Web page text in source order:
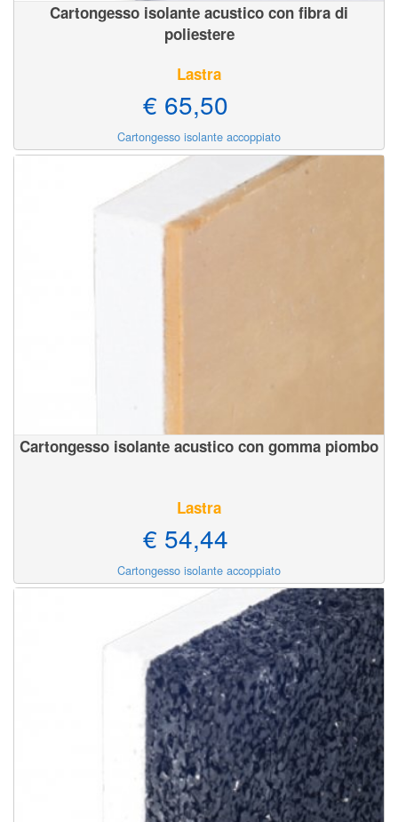
Cartongesso isolante acustico con fibra di
poliestere
Lastra
€ 65,50
Cartongesso isolante accoppiato
Cartongesso isolante acustico con gomma piombo
Lastra
€ 54,44
Cartongesso isolante accoppiato